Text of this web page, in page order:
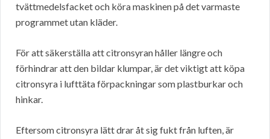
tvättmedelsfacket och köra maskinen på det varmaste
programmet utan kläder.
För att säkerställa att citronsyran håller längre och
förhindrar att den bildar klumpar, är det viktigt att köpa
citronsyra i lufttäta förpackningar som plastburkar och
hinkar.
Eftersom citronsyra lätt drar åt sig fukt från luften, är